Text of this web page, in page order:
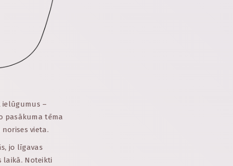
–
pasākuma tēma
vieta.
jo līgavas
laikā. Noteikti